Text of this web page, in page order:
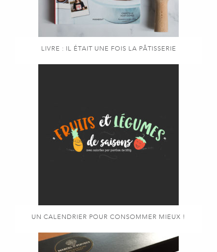
LIVRE : IL ÉTAIT UNE FOIS LA PÂTISSERIE
UN CALENDRIER POUR CONSOMMER MIEUX !